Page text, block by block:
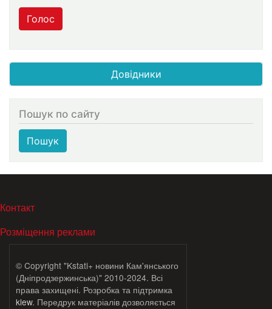
Голос
Довідники
Пошук по сайту
Пошук
МЕНЮ В ПОДВАЛЕ
Контакт
Розміщення реклами
© Copyright "Kstati+ новини Кам'янського
(Дніпродзержинська)" 2010-2024. Всі
права захищені. Розробка та підтримка
klew. Передрук матеріалів дозволяється